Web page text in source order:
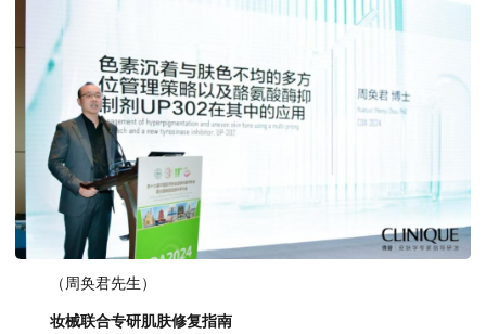
（周奂君先生）
妆械联合专研肌肤修复指南